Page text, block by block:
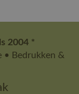
2004 *
• Bedrukken &